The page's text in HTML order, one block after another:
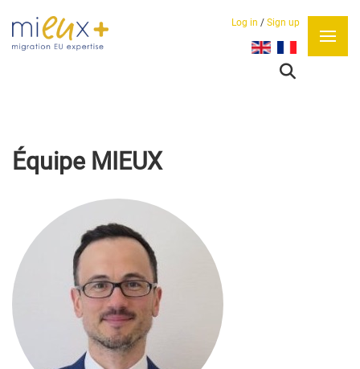
Log in / Sign up
Sélectionnez votre
Équipe MIEUX